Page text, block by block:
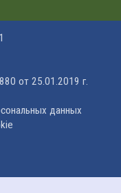
от 25.01.2019 г.
данных